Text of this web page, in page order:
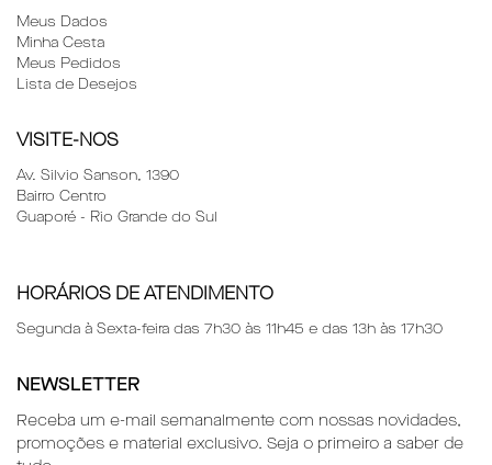
Meus Dados
Minha Cesta
Meus Pedidos
Lista de Desejos
VISITE-NOS
Av. Silvio Sanson, 1390
Bairro Centro
Guaporé - Rio Grande do Sul
HORÁRIOS DE ATENDIMENTO
Segunda à Sexta-feira das 7h30 às 11h45 e das 13h às 17h30
NEWSLETTER
Receba um e-mail semanalmente com nossas novidades,
promoções e material exclusivo. Seja o primeiro a saber de